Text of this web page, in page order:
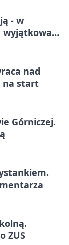
- w
wyjątkowa
nad
na start
Górniczej.
ZUS